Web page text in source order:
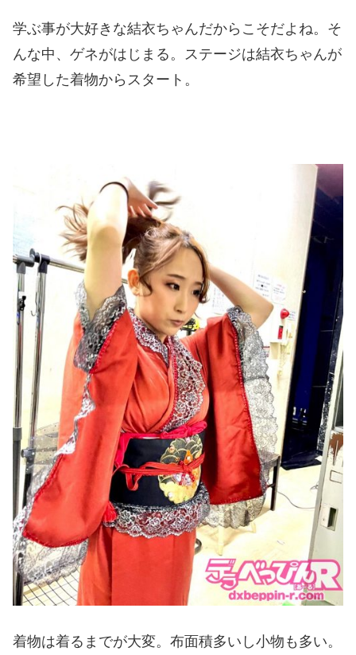
学ぶ事が大好きな結衣ちゃんだからこそだよね。そ
んな中、ゲネがはじまる。ステージは結衣ちゃんが
希望した着物からスタート。
着物は着るまでが大変。布面積多いし小物も多い。